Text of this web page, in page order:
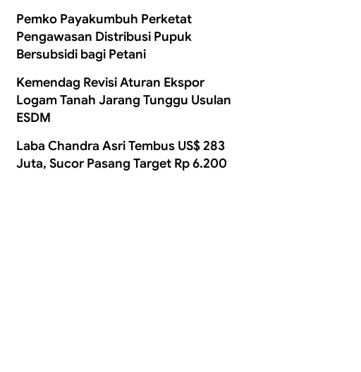
Pemko Payakumbuh Perketat
Pengawasan Distribusi Pupuk
Bersubsidi bagi Petani
Kemendag Revisi Aturan Ekspor
Logam Tanah Jarang Tunggu Usulan
ESDM
Laba Chandra Asri Tembus US$ 283
Juta, Sucor Pasang Target Rp 6.200